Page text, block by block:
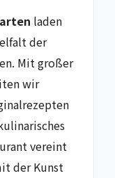
laden
der
Mit großer
wir
vereint
der Kunst